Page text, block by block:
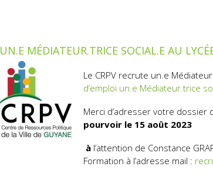
UN.E MÉDIATEUR.TRICE SOCIAL.E AU
Le CRPV recrute un.e
d’emploi un.e Médiateur.trice
Merci d’adresser votre dossier
pourvoir le 15 août 2023
à l’attention de Constance
Formation à l’adresse mail :